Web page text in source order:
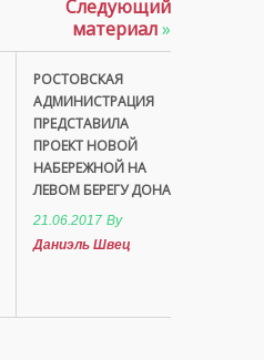
Следующий
материал»
РОСТОВСКАЯ
АДМИНИСТРАЦИЯ
ПРЕДСТАВИЛА
ПРОЕКТ НОВОЙ
НАБЕРЕЖНОЙ НА
ЛЕВОМ БЕРЕГУ ДОНА
21.06.2017 By
Даниэль Швец